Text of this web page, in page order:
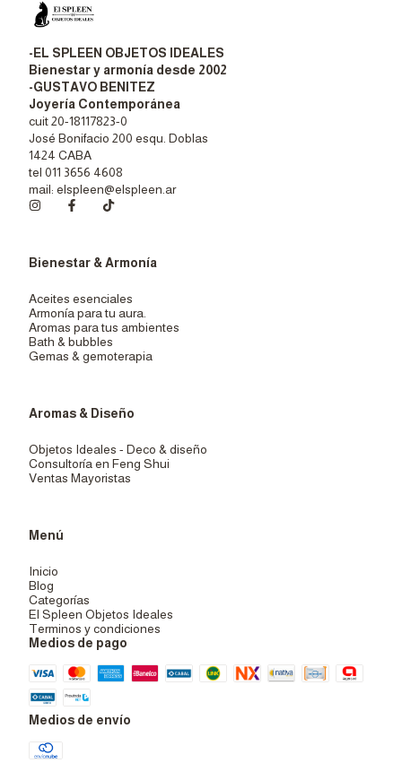
-EL SPLEEN OBJETOS IDEALES
Bienestar y armonía desde 2002
-GUSTAVO BENITEZ
Joyería Contemporánea
cuit 20-18117823-0
José Bonifacio 200 esqu. Doblas
1424 CABA
tel 011 3656 4608
mail: elspleen@elspleen.ar
Bienestar & Armonía
Aceites esenciales
Armonía para tu aura.
Aromas para tus ambientes
Bath & bubbles
Gemas & gemoterapia
Aromas & Diseño
Objetos Ideales - Deco & diseño
Consultoría en Feng Shui
Ventas Mayoristas
Menú
Inicio
Blog
Categorías
El Spleen Objetos Ideales
Terminos y condiciones
Medios de pago
Medios de envío